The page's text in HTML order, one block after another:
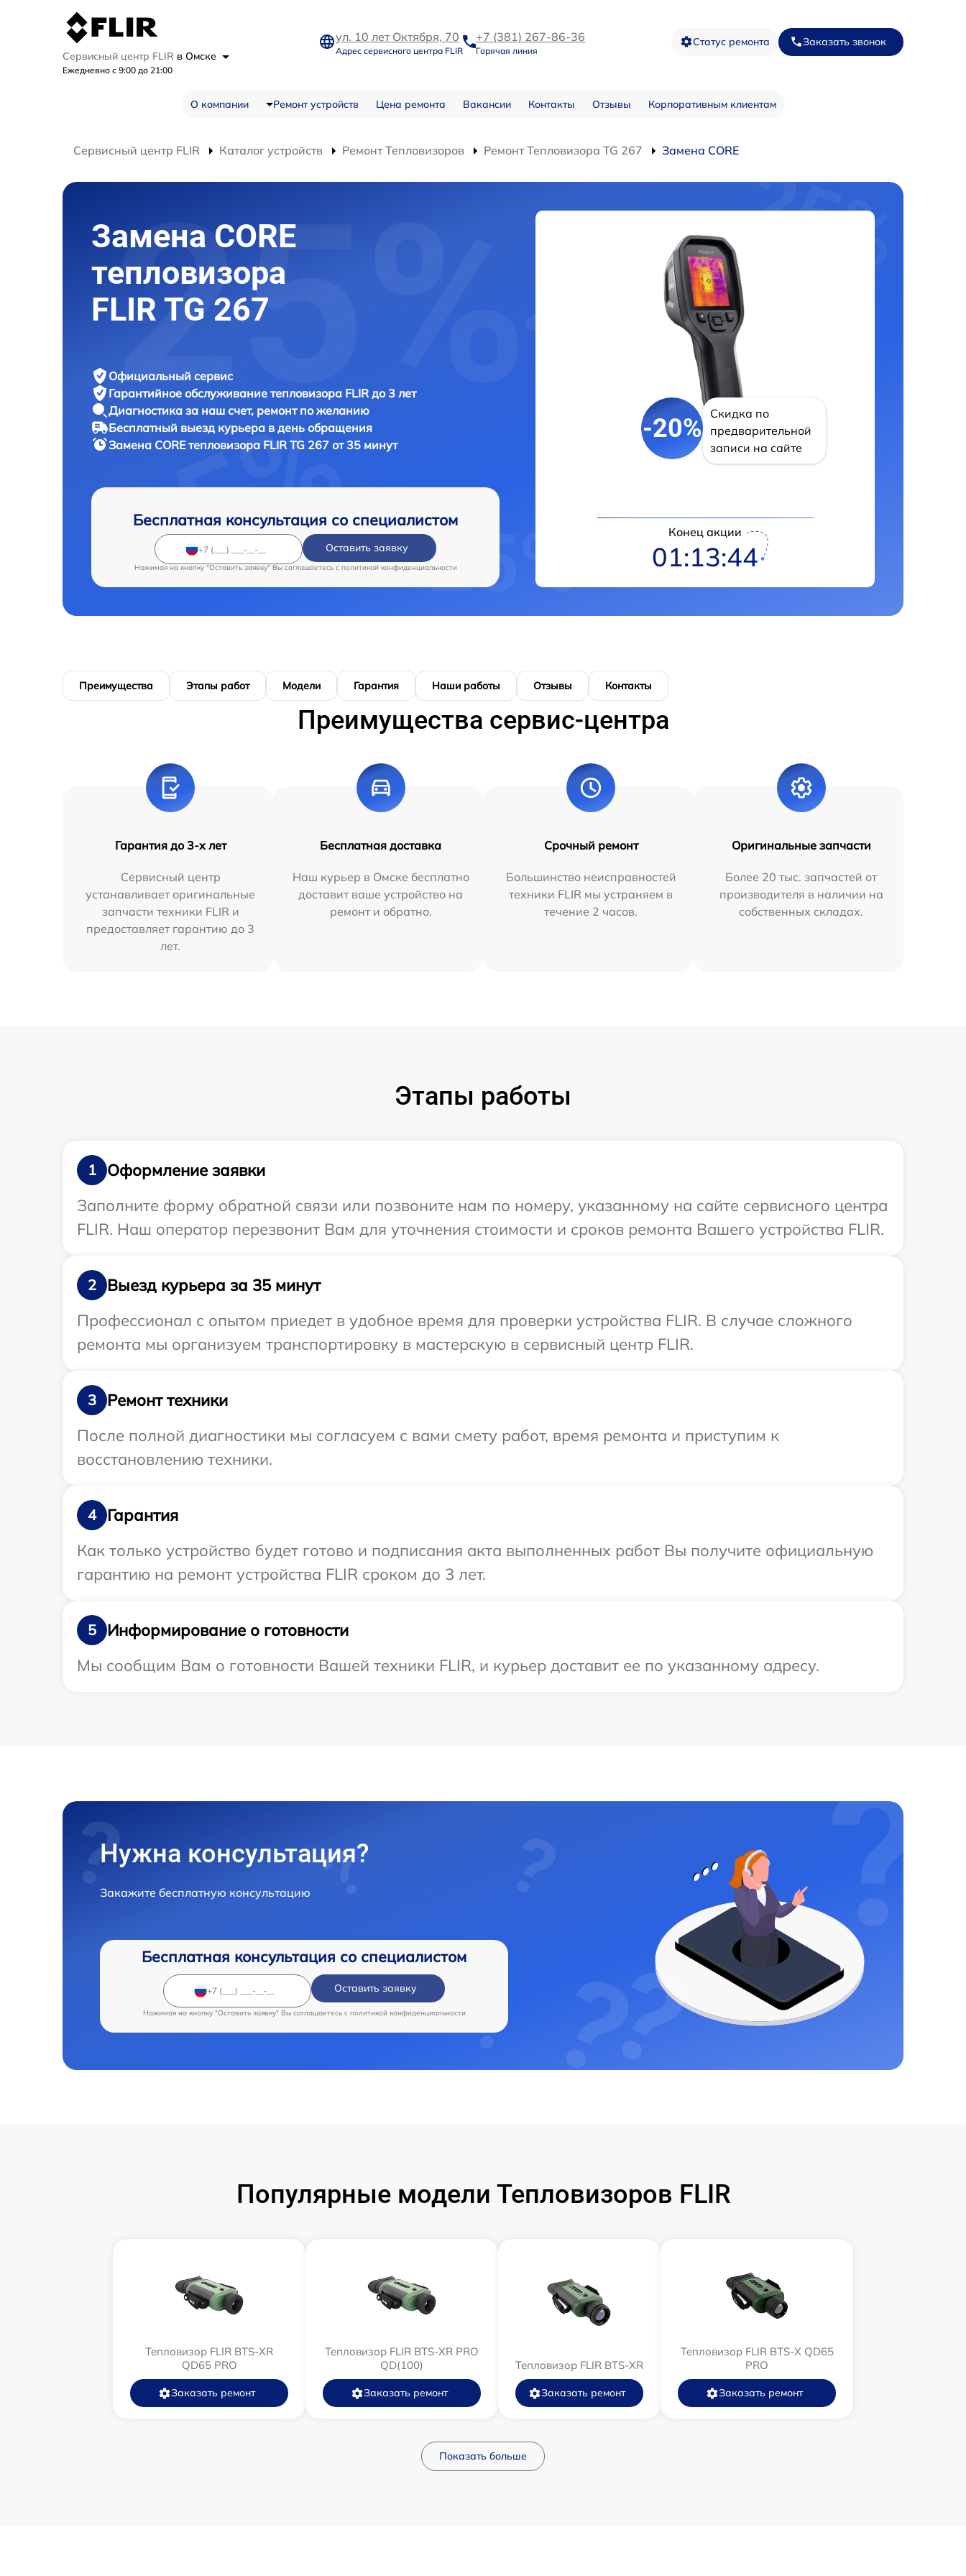
Сервисный центр FLIR в Омске
Ежедневно с 9:00 до 21:00
ул. 10 лет Октября, 70
Адрес сервисного центра FLIR
+7 (381) 267-86-36
Горячая линия
Статус ремонта Заказать звонок
О компании Ремонт устройств Цена ремонта Вакансии Контакты Отзывы Корпоративным клиентам
Сервисный центр FLIR Каталог устройств Ремонт Тепловизоров Ремонт Тепловизора TG 267 Замена CORE
Замена CORE
тепловизора
FLIR TG 267
Официальный сервис
Гарантийное обслуживание тепловизора FLIR до 3 лет
Диагностика за наш счет, ремонт по желанию
Бесплатный выезд курьера в день обращения
Замена CORE тепловизора FLIR TG 267 от 35 минут
Бесплатная консультация со специалистом
Оставить заявку
Нажимая на кнопку "Оставить заявку" Вы соглашаетесь c политикой конфиденциальности
-20%
Скидка по
предварительной
записи на сайте
Конец акции
01:13:43
Преимущества Этапы работ Модели Гарантия Наши работы Отзывы Контакты
Преимущества сервис-центра
Гарантия до 3-х лет
Сервисный центр
устанавливает оригинальные
запчасти техники FLIR и
предоставляет гарантию до 3
лет.
Бесплатная доставка
Наш курьер в Омске бесплатно
доставит ваше устройство на
ремонт и обратно.
Срочный ремонт
Большинство неисправностей
техники FLIR мы устраняем в
течение 2 часов.
Оригинальные запчасти
Более 20 тыс. запчастей от
производителя в наличии на
собственных складах.
Этапы работы
1
Оформление заявки
Заполните форму обратной связи или позвоните нам по номеру, указанному на сайте сервисного центра
FLIR. Наш оператор перезвонит Вам для уточнения стоимости и сроков ремонта Вашего устройства FLIR.
2
Выезд курьера за 35 минут
Профессионал с опытом приедет в удобное время для проверки устройства FLIR. В случае сложного
ремонта мы организуем транспортировку в мастерскую в сервисный центр FLIR.
3
Ремонт техники
После полной диагностики мы согласуем с вами смету работ, время ремонта и приступим к
восстановлению техники.
4
Гарантия
Как только устройство будет готово и подписания акта выполненных работ Вы получите официальную
гарантию на ремонт устройства FLIR сроком до 3 лет.
5
Информирование о готовности
Мы сообщим Вам о готовности Вашей техники FLIR, и курьер доставит ее по указанному адресу.
Нужна консультация?
Закажите бесплатную консультацию
Бесплатная консультация со специалистом
Оставить заявку
Нажимая на кнопку "Оставить заявку" Вы соглашаетесь c политикой конфиденциальности
Популярные модели Тепловизоров FLIR
Тепловизор FLIR BTS-XR
QD65 PRO
Заказать ремонт
Тепловизор FLIR BTS-XR PRO
QD(100)
Заказать ремонт
Тепловизор FLIR BTS-XR
Заказать ремонт
Тепловизор FLIR BTS-X QD65
PRO
Заказать ремонт
Показать больше